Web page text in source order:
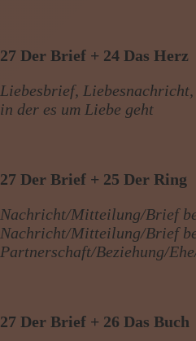
27 Der Brief + 24 Das Herz
Liebesbrief,
in der es um Liebe geht
27 Der Brief + 25 Der Ring
Nachricht/Mitteilung/Brief
Nachricht/Mitteilung/Brief
Partnerschaft/Beziehung/
27 Der Brief + 26 Das Buch